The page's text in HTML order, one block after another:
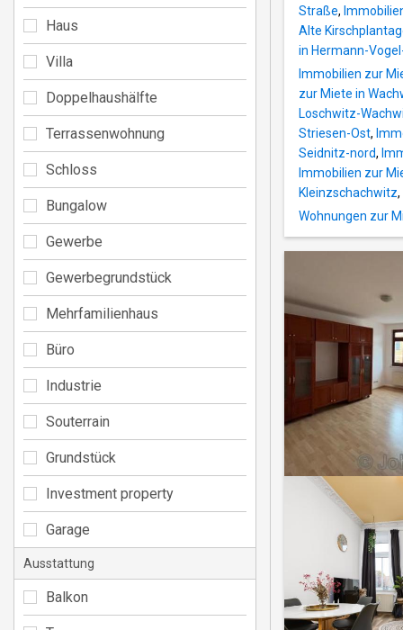
Straße,
Alte
in Hermann-
Immobilien zur
zur Miete in
Loschwitz-
Striesen-Ost,
Seidnitz-nord,
Immobilien zur
Kleinzschachwitz,
Wohnungen zur
Haus
Villa
Doppelhaushälfte
Terrassenwohnung
Schloss
Bungalow
Gewerbe
Gewerbegrundstück
Mehrfamilienhaus
Büro
Industrie
Souterrain
Grundstück
Investment property
Garage
Ausstattung
Balkon